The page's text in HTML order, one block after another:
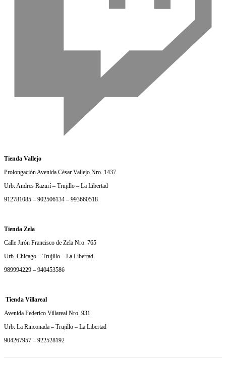
Tienda Vallejo
Prolongación Avenida César Vallejo Nro. 1437
Urb. Andres Razurí – Trujillo – La Libertad
912781085 – 902506134 – 993660518
Tienda Zela
Calle Jirón Francisco de Zela Nro. 765
Urb. Chicago – Trujillo – La Libertad
989994229 – 940453586
Tienda Villareal
Avenida Federico Villareal Nro. 931
Urb. La Rinconada – Trujillo – La Libertad
904267957 – 922528192